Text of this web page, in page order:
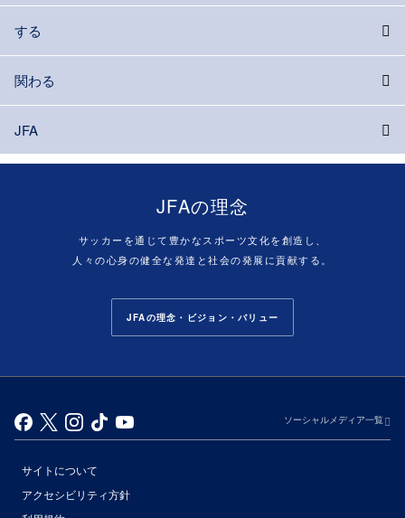
する
関わる
JFA
JFAの理念
サッカーを通じて豊かなスポーツ文化を創造し、
人々の心身の健全な発達と社会の発展に貢献する。
JFAの理念・ビジョン・バリュー
ソーシャルメディア一覧
サイトについて
アクセシビリティ方針